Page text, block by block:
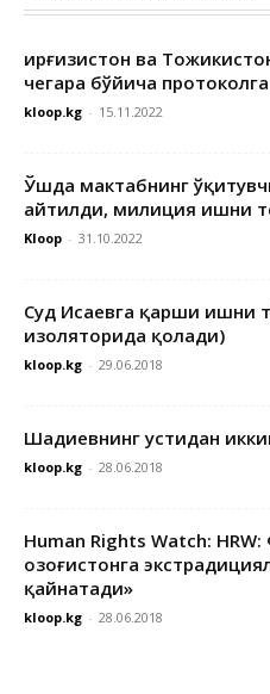
Қирғизистон ва
чегара бўйича
kloop.kg - 15.11.2022
Ўшда мактабнинг
айтилди, милиция ишни
Kloop - 31.10.2022
Суд Исаевга қарши ишни
изоляторида қолади)
kloop.kg - 29.06.2018
Шадиевнинг устидан
kloop.kg - 28.06.2018
Human Rights Watch:
Қозоғистонга
қайнатади»
kloop.kg - 28.06.2018